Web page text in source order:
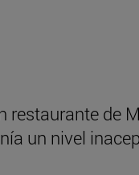
restaurante de
un nivel